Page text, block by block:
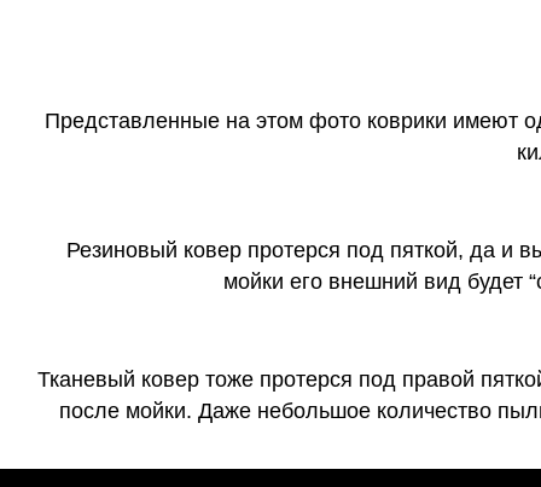
Представленные на этом фото коврики имеют
Резиновый ковер протерся под пяткой, да и
мойки его внешний вид будет
Тканевый ковер тоже протерся под правой
после мойки. Даже небольшое количество